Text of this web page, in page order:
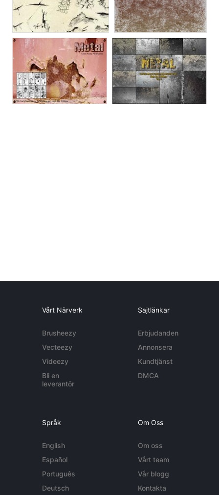
Vårt Närverk
Brusheezy
Vecteezy
Videezy
Bli en
leverantör
Sajtlänkar
Erbjudanden
Annonsera
Kundtjänst
DMCA
Språk
English
Español
Português
Deutsch
Om Oss
Om oss
Vårt team
Vår blogg
Kontakta